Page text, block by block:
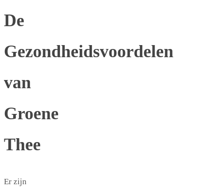
De
Gezondheidsvoordelen
van
Groene
Thee
Er zijn